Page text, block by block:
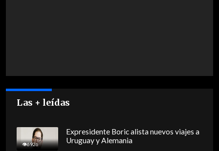
Las + leídas
6926
Expresidente Boric alista nuevos viajes a
Uruguay y Alemania